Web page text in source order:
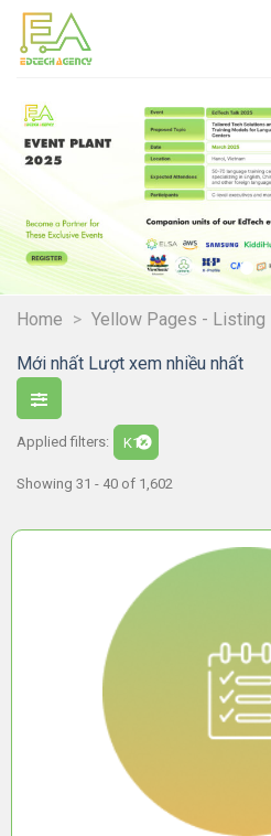
Skip
content
Home > Yellow Pages - Listing
Mới nhất Lượt xem nhiều nhất
Applied filters: K12
Showing 31 - 40 of 1,602